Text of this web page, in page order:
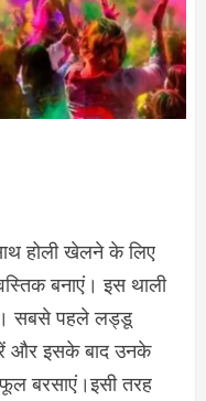
होली खेलने के लिए
बनाएं। इस थाली
सबसे पहले लड्डू
और इसके बाद उनके
बरसाएं।इसी तरह